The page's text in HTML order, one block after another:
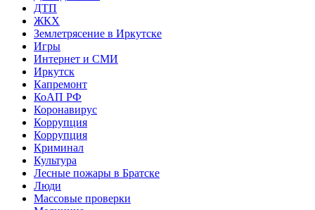
ДТП
ЖКХ
Землетрясение в Иркутске
Игры
Интернет и СМИ
Иркутск
Капремонт
КоАП РФ
Коронавирус
Коррупция
Коррупция
Криминал
Культура
Лесные пожары в Братске
Люди
Массовые проверки